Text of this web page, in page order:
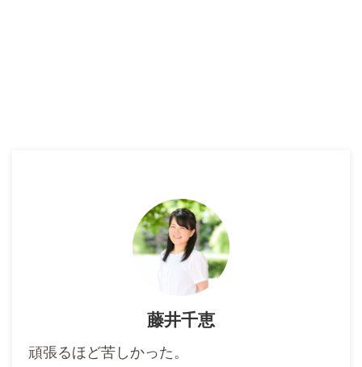
藤井千恵
頑張るほど苦しかった。